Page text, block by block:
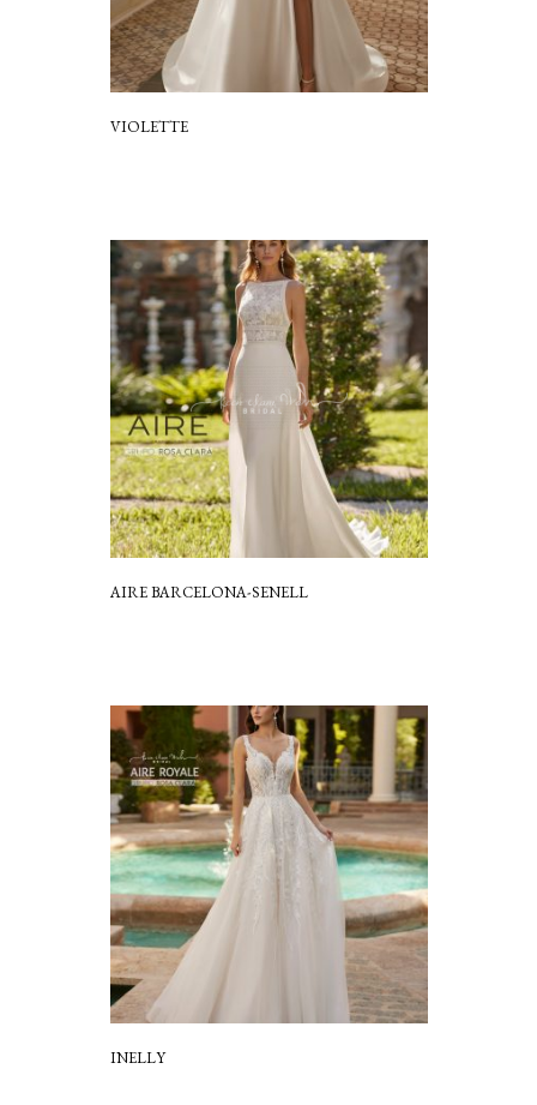
VIOLETTE
AIRE BARCELONA-SENELL
INELLY